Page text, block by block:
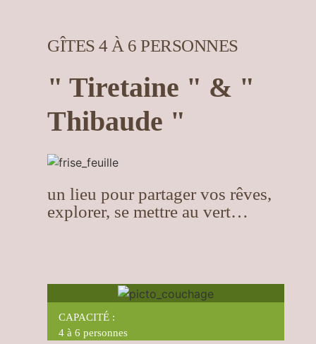
GÎTES 4 À 6 PERSONNES
" Tiretaine " & "
Thibaude "
un lieu pour partager vos rêves,
explorer, se mettre au vert…
CAPACITÉ :
4 à 6 personnes